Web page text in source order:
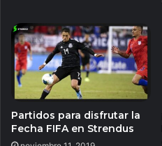
Partidos para disfrutar la
Fecha FIFA en Strendus